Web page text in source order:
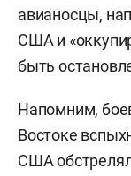
авианосцы,
США и
быть
Напомним,
Востоке
США